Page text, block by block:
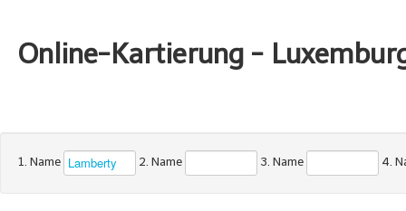
Online-Kartierung -
1. Name 2. Name 3. Name 4.